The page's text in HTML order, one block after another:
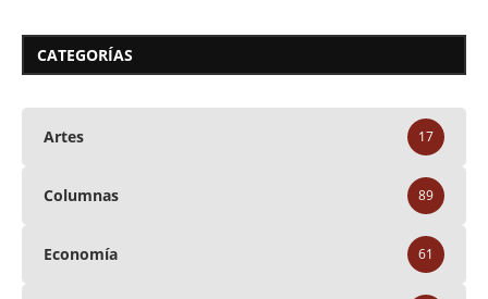
CATEGORÍAS
Artes 17
Columnas 89
Economía 61